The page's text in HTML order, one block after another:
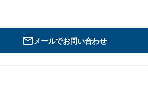
メールでお問い合わせ